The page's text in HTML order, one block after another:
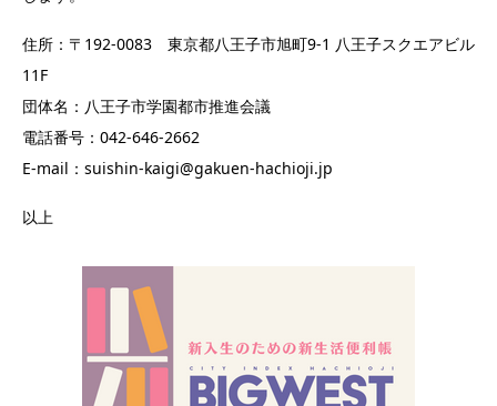
住所：〒192-0083 東京都八王子市旭町9-1 八王子スクエアビル
11F
団体名：八王子市学園都市推進会議
電話番号：042-646-2662
E-mail：suishin-kaigi@gakuen-hachioji.jp
以上